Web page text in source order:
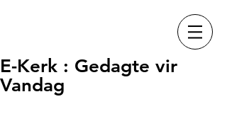
E-Kerk : Gedagte vir
Vandag